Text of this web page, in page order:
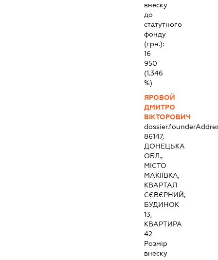
внеску
до
статутного
фонду
(грн.):
16
950
(1.346
%)
ЯРОВОЙ
ДМИТРО
ВІКТОРОВИЧ
86147,
ДОНЕЦЬКА
ОБЛ.,
МІСТО
МАКІЇВКА,
КВАРТАЛ
СЄВЄРНИЙ,
БУДИНОК
13,
КВАРТИРА
42
Розмір
внеску